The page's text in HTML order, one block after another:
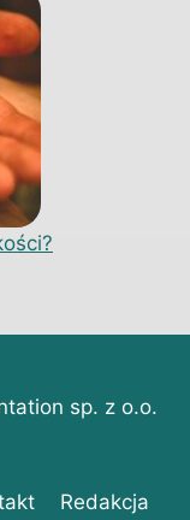
sp. z o.o.
Redakcja